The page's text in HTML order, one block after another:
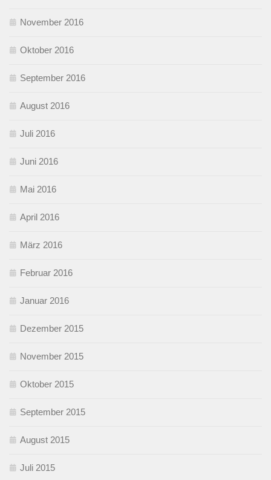
November 2016
Oktober 2016
September 2016
August 2016
Juli 2016
Juni 2016
Mai 2016
April 2016
März 2016
Februar 2016
Januar 2016
Dezember 2015
November 2015
Oktober 2015
September 2015
August 2015
Juli 2015